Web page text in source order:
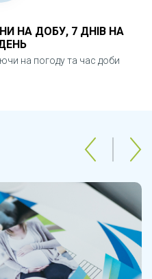
НА ДОБУ, 7 ДНІВ НА
на погоду та час доби